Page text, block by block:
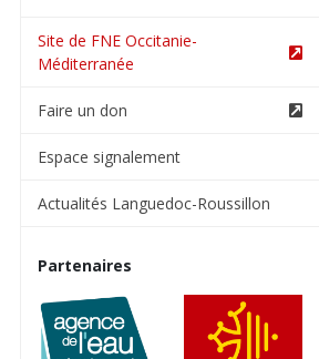
Site de FNE Occitanie-
Méditerranée
Faire un don
Espace signalement
Actualités Languedoc-Roussillon
Partenaires